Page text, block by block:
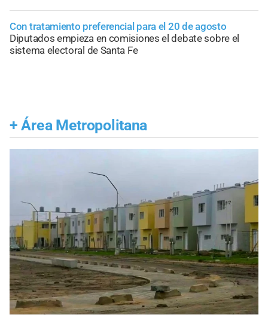
Con tratamiento preferencial para el 20 de agosto
Diputados empieza en comisiones el debate sobre el
sistema electoral de Santa Fe
+ Área Metropolitana